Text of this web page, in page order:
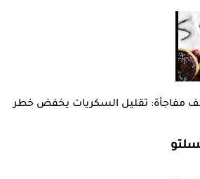
مفاجأة: تقليل السكريات يخفض خطر